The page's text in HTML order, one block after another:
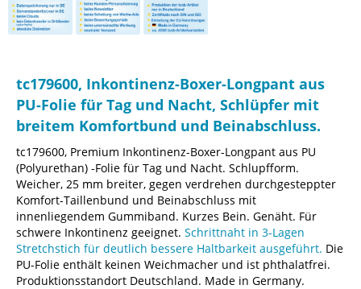
tc179600, Inkontinenz-Boxer-Longpant aus
PU-Folie für Tag und Nacht, Schlüpfer mit
breitem Komfortbund und Beinabschluss.
tc179600, Premium Inkontinenz-Boxer-Longpant aus PU
(Polyurethan) -Folie für Tag und Nacht. Schlupfform.
Weicher, 25 mm breiter, gegen verdrehen durchgesteppter
Komfort-Taillenbund und Beinabschluss mit
innenliegendem Gummiband. Kurzes Bein. Genäht. Für
schwere Inkontinenz geeignet. Schrittnaht in 3-Lagen
Stretchstich für deutlich bessere Haltbarkeit ausgeführt. Die
PU-Folie enthält keinen Weichmacher und ist phthalatfrei.
Produktionsstandort Deutschland. Made in Germany.